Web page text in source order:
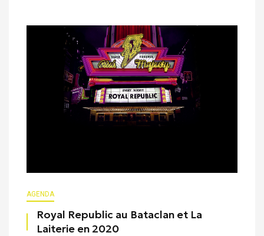
AGENDA
Royal Republic au Bataclan et La
Laiterie en 2020